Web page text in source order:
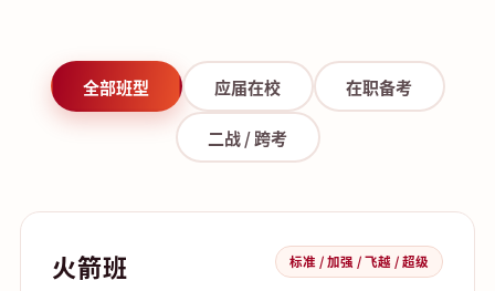
全部班型 应届在校 在职备考
二战 / 跨考
火箭班 标准 / 加强 / 飞越 / 超级